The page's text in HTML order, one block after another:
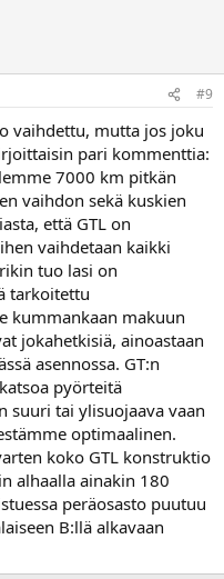
#9
vaihdettu, mutta jos joku
pari kommenttia:
7000 km pitkän
vaihdon sekä kuskien
että GTL on
vaihdetaan kaikki
tuo lasi on
tarkoitettu
kummankaan makuun
jokahetkisiä, ainoastaan
asennossa. GT:n
pyörteitä
suuri tai ylisuojaava vaan
optimaalinen.
koko GTL konstruktio
alhaalla ainakin 180
peräosasto puutuu
B:llä alkavaan